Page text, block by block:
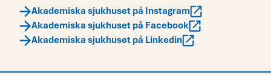
Akademiska sjukhuset på Instagram
Akademiska sjukhuset på Facebook
Akademiska sjukhuset på Linkedin